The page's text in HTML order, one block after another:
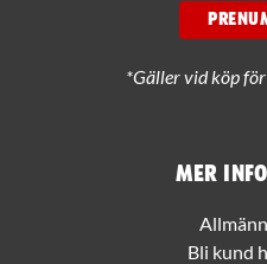
Mer
Bli kund
*Gäller vid köp